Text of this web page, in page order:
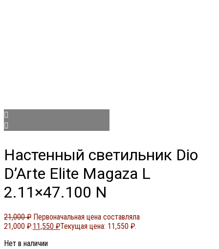
Настенный светильник Dio
D’Arte Elite Magaza L
2.11×47.100 N
21,000₽ Первоначальная цена составляла
21,000 ₽.11,550 ₽Текущая цена: 11,550 ₽.
Нет в наличии